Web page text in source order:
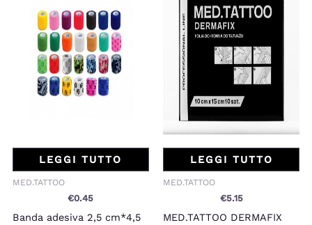
LEGGI TUTTO
MED.TATTOO
€0.45
Banda adesiva 2,5 cm*4,5
LEGGI TUTTO
MED.TATTOO
€5.15
MED.TATTOO DERMAFIX